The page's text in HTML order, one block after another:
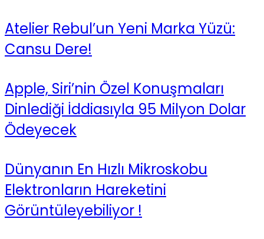
Atelier Rebul’un Yeni Marka Yüzü:
Cansu Dere!
Apple, Siri’nin Özel Konuşmaları
Dinlediği İddiasıyla 95 Milyon Dolar
Ödeyecek
Dünyanın En Hızlı Mikroskobu
Elektronların Hareketini
Görüntüleyebiliyor !